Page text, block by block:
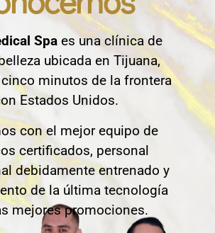
Spa es una clínica de
ubicada en Tijuana,
minutos de la frontera
Estados Unidos.
con el mejor equipo de
certificados, personal
debidamente entrenado y
de la última tecnología
mejores promociones.